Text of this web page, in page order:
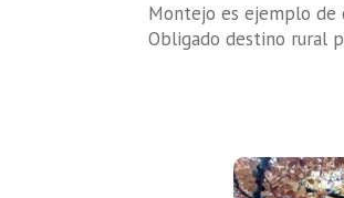
Montejo es ejemplo de
Obligado destino rural